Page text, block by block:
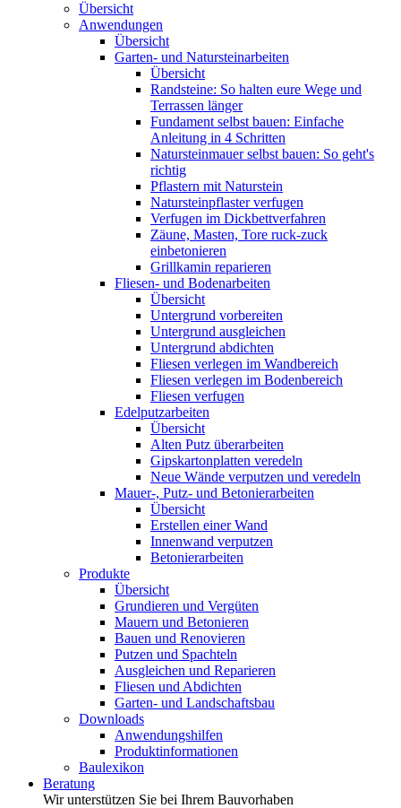
Übersicht
Anwendungen
Übersicht
Garten- und Natursteinarbeiten
Übersicht
Randsteine: So halten eure Wege und
Terrassen länger
Fundament selbst bauen: Einfache
Anleitung in 4 Schritten
Natursteinmauer selbst bauen: So geht's
richtig
Pflastern mit Naturstein
Natursteinpflaster verfugen
Verfugen im Dickbettverfahren
Zäune, Masten, Tore ruck-zuck
einbetonieren
Grillkamin reparieren
Fliesen- und Bodenarbeiten
Übersicht
Untergrund vorbereiten
Untergrund ausgleichen
Untergrund abdichten
Fliesen verlegen im Wandbereich
Fliesen verlegen im Bodenbereich
Fliesen verfugen
Edelputzarbeiten
Übersicht
Alten Putz überarbeiten
Gipskartonplatten veredeln
Neue Wände verputzen und veredeln
Mauer-, Putz- und Betonierarbeiten
Übersicht
Erstellen einer Wand
Innenwand verputzen
Betonierarbeiten
Produkte
Übersicht
Grundieren und Vergüten
Mauern und Betonieren
Bauen und Renovieren
Putzen und Spachteln
Ausgleichen und Reparieren
Fliesen und Abdichten
Garten- und Landschaftsbau
Downloads
Anwendungshilfen
Produktinformationen
Baulexikon
Beratung
Wir unterstützen Sie bei Ihrem Bauvorhaben